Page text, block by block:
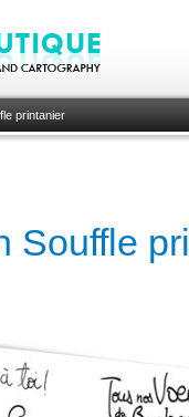
printanier
Souffle